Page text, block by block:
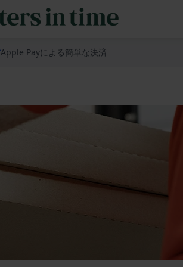
Apple Payによる簡単な決済